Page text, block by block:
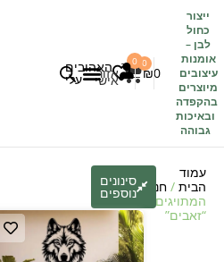
ייצור
כחול
לבן –
אומנות
עיצובים
מיוצרים
בהקפדה
ובאיכות
גבוהה
₪0
0 האהובים
עלי
0
אזור
אישי
עמוד
הבית / חנות/ מוצרים
המתויגים
“זאבים”
סינונים
נוספים